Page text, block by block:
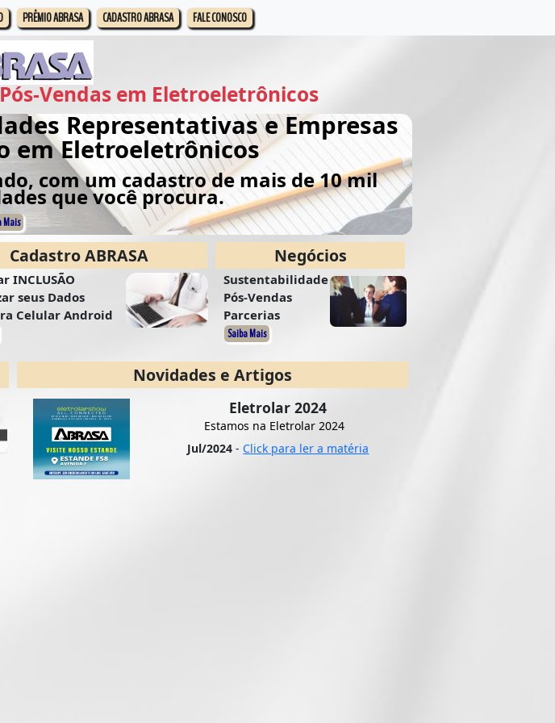
PRÊMIO ABRASA CADASTRO ABRASA FALE CONOSCO
Vendas em Eletroeletrônicos
Representativas e Empresas
em Eletroeletrônicos
com um cadastro de mais de 10 mil
que você procura.
Mais
Cadastro ABRASA
INCLUSÃO
seus Dados
Celular Android
Negócios
Sustentabilidade
Pós-Vendas
Parcerias
Saiba Mais
Novidades e Artigos
Eletrolar 2024
Estamos na Eletrolar 2024
Jul/2024 -Click para ler a matéria